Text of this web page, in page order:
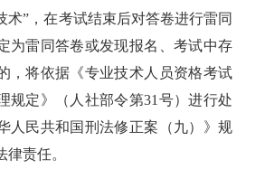
术”，在考试结束后对答卷进行雷同
为雷同答卷或发现报名、考试中存
，将依据《专业技术人员资格考试
规定》（人社部令第31号）进行处
人民共和国刑法修正案（九）》规
责任。